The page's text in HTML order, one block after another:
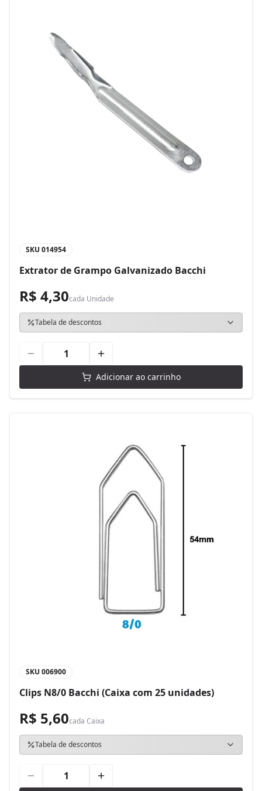
SKU 014954
Extrator de Grampo Galvanizado Bacchi
R$ 4,30cada Unidade
Tabela de descontos
Adicionar ao carrinho
SKU 006900
Clips N8/0 Bacchi (Caixa com 25 unidades)
R$ 5,60cada Caixa
Tabela de descontos